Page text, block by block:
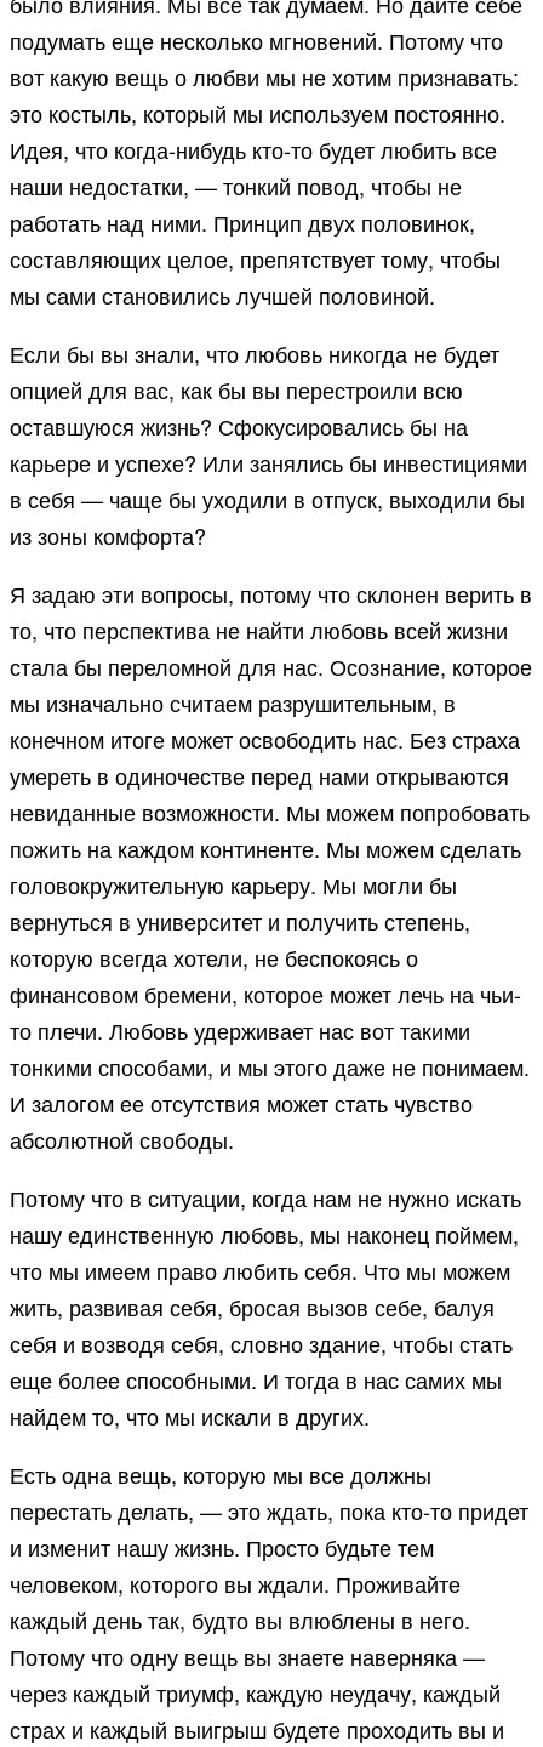
подумать еще несколько мгновений. Потому что
вот какую вещь о любви мы не хотим признавать:
это костыль, который мы используем постоянно.
Идея, что когда-нибудь кто-то будет любить все
наши недостатки, — тонкий повод, чтобы не
работать над ними. Принцип двух половинок,
составляющих целое, препятствует тому, чтобы
мы сами становились лучшей половиной.
Если бы вы знали, что любовь никогда не будет
опцией для вас, как бы вы перестроили всю
оставшуюся жизнь? Сфокусировались бы на
карьере и успехе? Или занялись бы инвестициями
в себя — чаще бы уходили в отпуск, выходили бы
из зоны комфорта?
Я задаю эти вопросы, потому что склонен верить в
то, что перспектива не найти любовь всей жизни
стала бы переломной для нас. Осознание, которое
мы изначально считаем разрушительным, в
конечном итоге может освободить нас. Без страха
умереть в одиночестве перед нами открываются
невиданные возможности. Мы можем попробовать
пожить на каждом континенте. Мы можем сделать
головокружительную карьеру. Мы могли бы
вернуться в университет и получить степень,
которую всегда хотели, не беспокоясь о
финансовом бремени, которое может лечь на чьи-
то плечи. Любовь удерживает нас вот такими
тонкими способами, и мы этого даже не понимаем.
И залогом ее отсутствия может стать чувство
абсолютной свободы.
Потому что в ситуации, когда нам не нужно искать
нашу единственную любовь, мы наконец поймем,
что мы имеем право любить себя. Что мы можем
жить, развивая себя, бросая вызов себе, балуя
себя и возводя себя, словно здание, чтобы стать
еще более способными. И тогда в нас самих мы
найдем то, что мы искали в других.
Есть одна вещь, которую мы все должны
перестать делать, — это ждать, пока кто-то придет
и изменит нашу жизнь. Просто будьте тем
человеком, которого вы ждали. Проживайте
каждый день так, будто вы влюблены в него.
Потому что одну вещь вы знаете наверняка —
через каждый триумф, каждую неудачу, каждый
страх и каждый выигрыш будете проходить вы и